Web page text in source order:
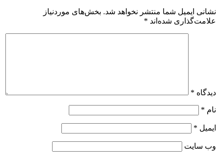
نشانی ایمیل شما منتشر نخواهد شد. بخش‌های موردنیاز
علامت‌گذاری شده‌اند *
دیدگاه *
نام *
ایمیل *
وب‌ سایت